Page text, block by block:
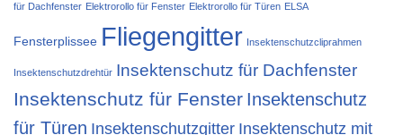
für Dachfenster Elektrorollo für Fenster Elektrorollo für Türen ELSA
Fensterplissee Fliegengitter Insektenschutzcliprahmen
Insektenschutzdrehtür Insektenschutz für Dachfenster
Insektenschutz für Fenster Insektenschutz
für Türen Insektenschutzgitter Insektenschutz mit